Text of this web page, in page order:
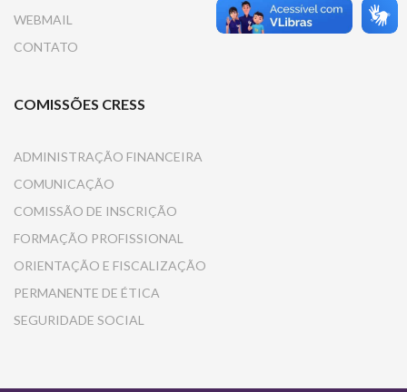
WEBMAIL
CONTATO
COMISSÕES CRESS
ADMINISTRAÇÃO FINANCEIRA
COMUNICAÇÃO
COMISSÃO DE INSCRIÇÃO
FORMAÇÃO PROFISSIONAL
ORIENTAÇÃO E FISCALIZAÇÃO
PERMANENTE DE ÉTICA
SEGURIDADE SOCIAL